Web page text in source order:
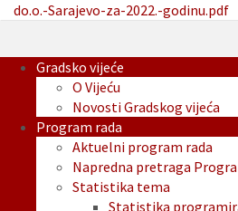
do.o.-Sarajevo-za-2022.-godinu.pdf
Gradsko vijeće
O Vijeću
Novosti Gradskog vijeća
Program rada
Aktuelni program rada
Napredna pretraga
Statistika tema
Statistika